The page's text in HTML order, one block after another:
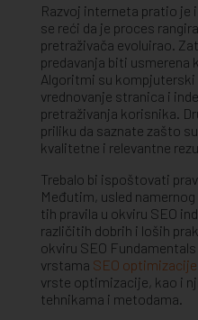
Razvoj interneta pratio je
se reći da je proces
pretraživača evoluirao.
predavanja biti usmerena
Algoritmi su
vrednovanje stranica i
pretraživanja korisnika.
priliku da saznate zašto
kvalitetne i relevantne
Trebalo bi ispoštovati
Međutim, usled
tih pravila u okviru SEO
različitih dobrih i loših
okviru SEO
vrstama SEO optimizacije
vrste optimizacije, kao i
tehnikama i metodama.